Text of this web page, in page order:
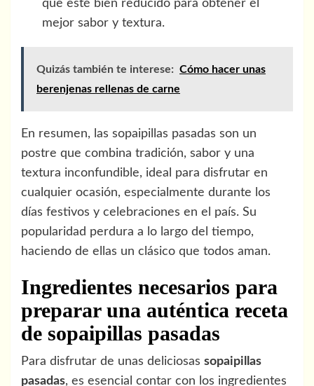
que esté bien reducido para obtener el
mejor sabor y textura.
Quizás también te interese: Cómo hacer unas
berenjenas rellenas de carne
En resumen, las sopaipillas pasadas son un
postre que combina tradición, sabor y una
textura inconfundible, ideal para disfrutar en
cualquier ocasión, especialmente durante los
días festivos y celebraciones en el país. Su
popularidad perdura a lo largo del tiempo,
haciendo de ellas un clásico que todos aman.
Ingredientes necesarios para
preparar una auténtica receta
de sopaipillas pasadas
Para disfrutar de unas deliciosas sopaipillas
pasadas, es esencial contar con los ingredientes